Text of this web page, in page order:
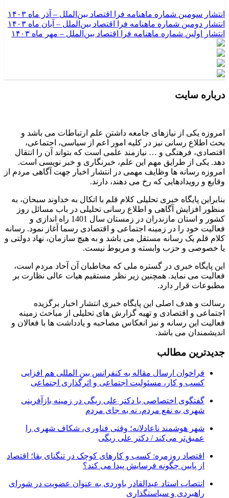
انتشار سومین شماره ماهنامه فرا اقتصاد بین‌الملل – آذر ماه ۱۴۰۳
انتشار دومین شماره ماهنامه فرا اقتصاد بین‌الملل – آبان ماه ۱۴۰۳
انتشار اولین شماره ماهنامه فرا اقتصاد بین‌الملل – مهر ماه ۱۴۰۳
درباره سایت
امروزه یکی از نیازهای جامعه داشتن علم ارتباطات می باشد و
بحث اطلاع رسانی نیز در کلیه امور اعم از سیاسی، اجتماعی،
اقتصادی، فرهتگی و … نیازمند علمی است که بتواند آن را انتقال
دهد. یکی از طرایق مهم این علم، خبرنگاری و خبر نویسی است.
امروزه رسانه ها وظایف مهمی در انتشار اخبار جهت آگاهی مردم از
وقایع و رویدادهایی که رخ می دهند، دارند.
بنابراین پایگاه خبری تحلیلی کلام قلم با اتکال به خداوند سبحان، به
منظور افزایش آگاهی و اطلاع رسانی تحلیلی در باب مسائل روز
کشور و استان مازندران در زمستان سال 1401 راه اندازی و
فعالیت خود را در زمینه اجتماعی و اقتصادی رسما آغاز نمود. رسانه
کلام قلم یک رسانه مستقل می باشد و به هیچ سازمان، نهاد دولتی و
یا خصوصی و حزب وابسته و مربوط نیست.
این پایگاه خبری در گستره ملی که مخاطبان آن آحاد مردم است،
فعالیت می نماید. همچنین زیر نظر مستقیم هیات عالی نظارت بر
مطبوعات قرار دارد.
رسالت و هدف اصلی این پایگاه خبری انتشار اخبار برگزیده
اجتماعی و اقتصادی و تهیه گزارش های تحلیلی از مباحث زمینه
فعالیت این رسانه و نیز انعکاس مصاحبه و یادداشت ها با فعالان و
اندیشمندان می باشد.
جدیدترین مطالب
فراخوان ارسال مقاله به کنفرانس بین المللی هم افزایی
کسب و کار، مسئولیت اجتماعی و اثرگذاری اجتماعی
گفتگوی اختصاصی با دکتر علی ریگی در زمینه بازآفرینی
شهری به نفع مردم، نه به جای مردم
شهر هوشمند ناعادلانه؛ وقتی فناوری، شکاف شهری را
عمیق‌تر می‌کند / دکتر علی ریگی
اقتصاد روزمره: کسب‌ و کارهای کوچک در تنگنای بقا؛ اقتصاد
از پایین چگونه فرسایش پیدا می کند؟
انتصاب استاد عبدالقادر باوردی به عنوان عضویت در شورای
راهبردی و سیاستگذاری